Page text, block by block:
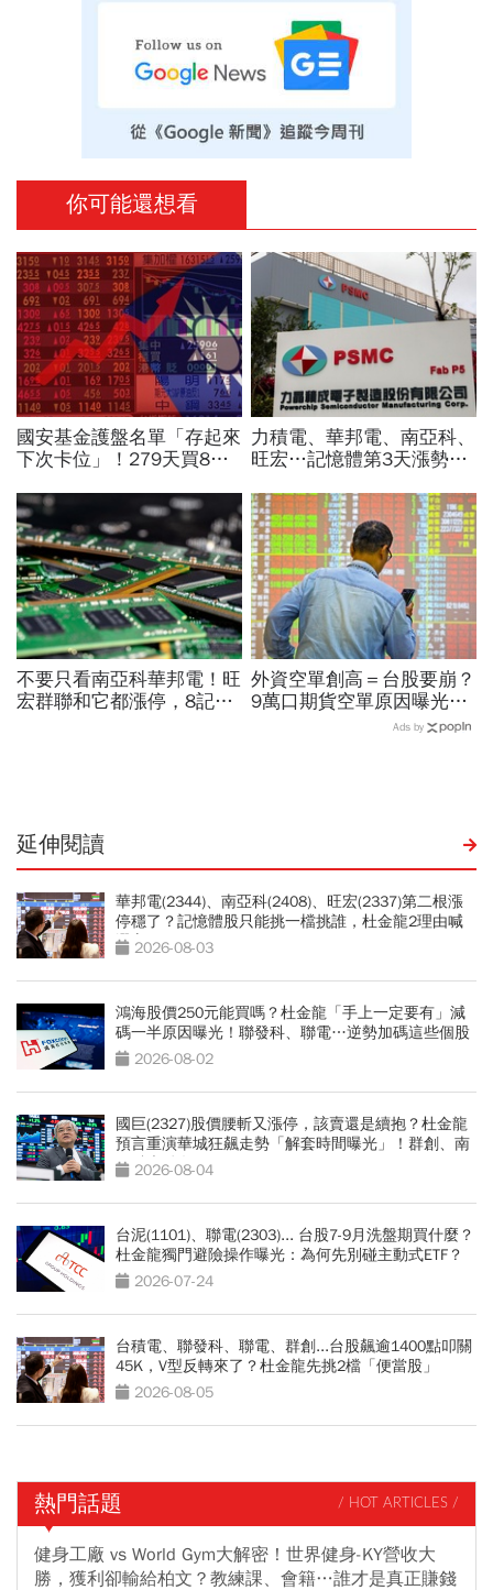
你可能還想看
國安基金護盤名單「存起來
下次卡位」！279天買8檔
電...唯一金融股是它
力積電、華邦電、南亞科、
旺宏…記憶體第3天漲勢繼
賣！力積電漲停原因曝光
不要只看南亞科華邦電！旺
宏群聯和它都漲停，8記憶
外資空單創高＝台股要崩？
9萬口期貨空單原因曝光！
華邦電、南亞科...老手喊
Ads by
延伸閱讀
華邦電(2344)、南亞科(2408)、旺宏(2337)第二根漲
停穩了？記憶體股只能挑一檔挑誰，杜金龍2理由喊
選它2026-08-03
鴻海股價250元能買嗎？杜金龍「手上一定要有」減
碼一半原因曝光！聯發科、聯電…逆勢加碼這些個股
2026-08-02
國巨(2327)股價腰斬又漲停，該賣還是續抱？杜金龍
預言重演華城狂飆走勢「解套時間曝光」！群創、南
亞科也點名
2026-08-04
台泥(1101)、聯電(2303)... 台股7-9月洗盤期買什麼？
杜金龍獨門避險操作曝光：為何先別碰主動式ETF？
2026-07-24
台積電、聯發科、聯電、群創...台股飆逾1400點叩關
45K，V型反轉來了？杜金龍先挑2檔「便當股」
2026-08-05
熱門話題 / HOT ARTICLES /
健身工廠 vs World Gym大解密！世界健身-KY營收大
勝，獲利卻輸給柏文？教練課、會籍…誰才是真正賺錢